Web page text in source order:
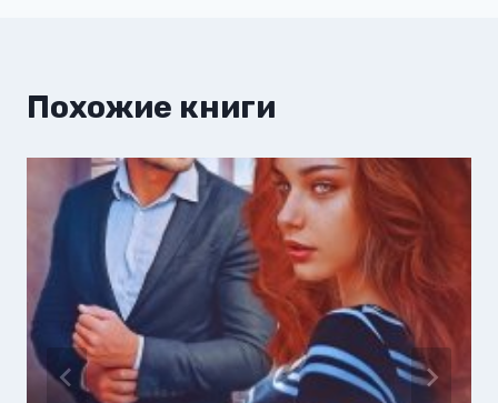
Похожие книги